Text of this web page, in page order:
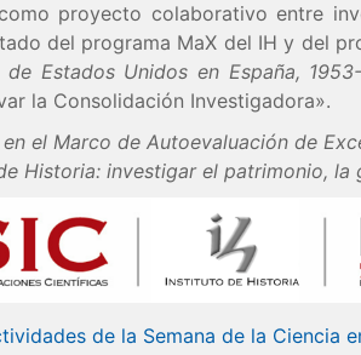
proyecto colaborativo entre
del programa MaX del IH y del
Estados Unidos en España,
la Consolidación Investigadora».
el Marco de Autoevaluación de
Historia: investigar el patrimonio, la
de la Semana de la Ciencia